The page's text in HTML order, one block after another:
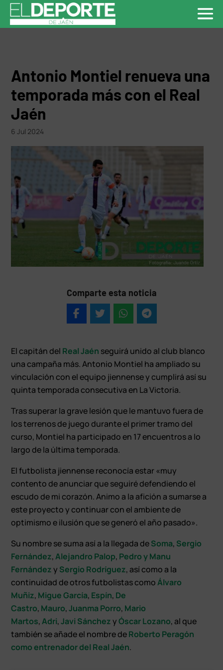
Antonio Montiel renueva una
temporada más con el Real
Jaén
6 Jul 2024
Comparte esta noticia
El capitán del Real Jaén seguirá unido al club blanco
una campaña más. Antonio Montiel ha ampliado su
vinculación con el equipo jiennense y cumplirá así su
quinta temporada consecutiva en La Victoria.
Tras superar la grave lesión que le mantuvo fuera de
los terrenos de juego durante el primer tramo del
curso, Montiel ha participado en 17 encuentros a lo
largo de la última temporada.
El futbolista jiennense reconocía estar «muy
contento de anunciar que seguiré defendiendo el
escudo de mi corazón. Animo a la afición a sumarse a
este proyecto y continuar con el ambiente de
optimismo e ilusión que se generó el año pasado».
Su nombre se suma así a la llegada deSoma, Sergio
Fernández,Alejandro Palop, Pedro y Manu
Fernándezy Sergio Rodríguez, así como a la
continuidad de otros futbolistas comoÁlvaro
Muñiz, Migue García, Espín, De
Castro, Mauro,Juanma Porro, Mario
Martos,Adri,Javi SánchezyÓscar Lozano, al que
también se añade el nombre deRoberto Peragón
como entrenador del Real Jaén.